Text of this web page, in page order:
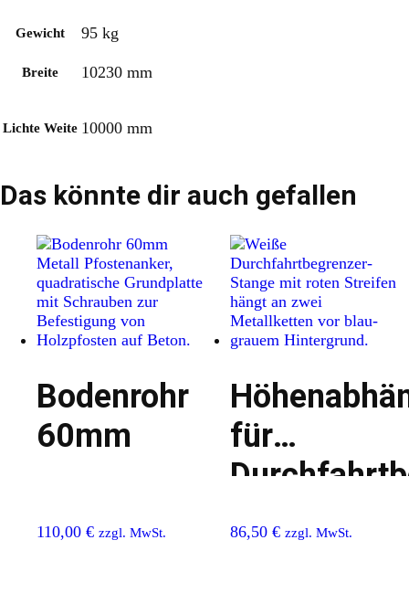
Gewicht 95 kg
Breite 10230 mm
Lichte Weite 10000 mm
Das könnte dir auch gefallen
Bodenrohr
60mm
110,00 € zzgl. MwSt.
für
86,50€ zzgl. MwSt.